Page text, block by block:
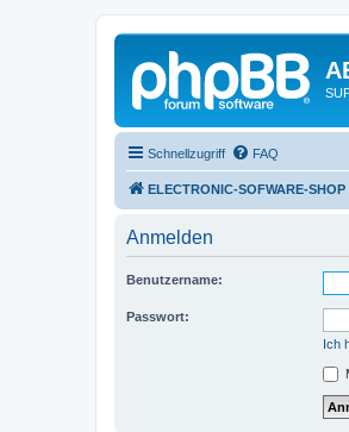
Schnellzugriff FAQ
ELECTRONIC-SOFWARE-SHOP
Anmelden
Benutzername:
Passwort:
Ich